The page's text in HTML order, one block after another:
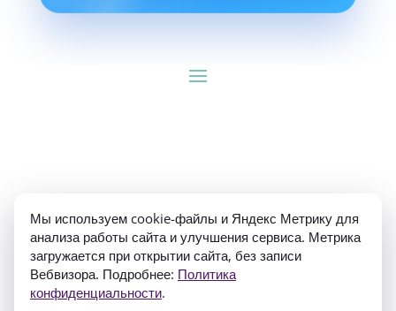
ИП Гуляев Е.А. ОГРН 310784709900570 ИНН
781020474307
Мы используем cookie-файлы и Яндекс Метрику для
анализа работы сайта и улучшения сервиса. Метрика
загружается при открытии сайта, без записи
Вебвизора. Подробнее: Политика
конфиденциальности.